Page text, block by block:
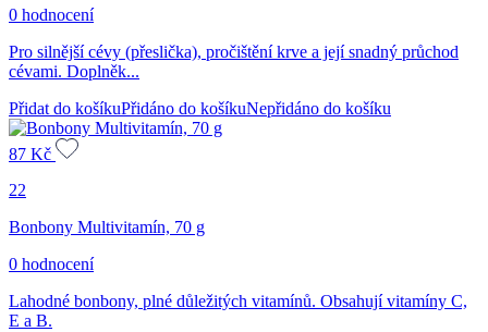
0 hodnocení
Pro silnější cévy (přeslička), pročištění krve a její snadný průchod
cévami. Doplněk...
Přidat do košíkuPřidáno do košíkuNepřidáno do košíku
87 Kč
22
Bonbony Multivitamín, 70 g
0 hodnocení
Lahodné bonbony, plné důležitých vitamínů. Obsahují vitamíny C,
E a B.